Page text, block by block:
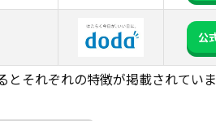
公
それぞれの特徴が掲載されてい